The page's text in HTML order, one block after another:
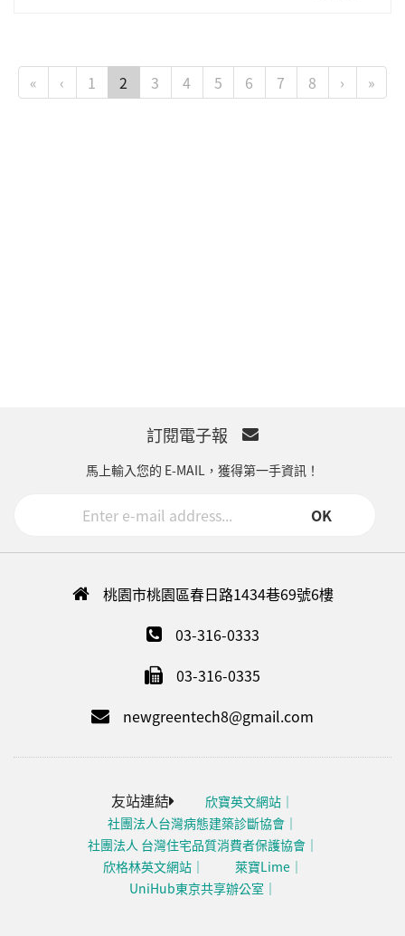
« ‹ 1 2 3 4 5 6 7 8 › »
訂閱電子報
馬上輸入您的 E-MAIL，獲得第一手資訊！
OK
桃園市桃園區春日路1434巷69號6樓
03-316-0333
03-316-0335
newgreentech8@gmail.com
友站連結
欣寶英文網站
社團法人台灣病態建築診斷協會
社團法人 台灣住宅品質消費者保護協會
欣格林英文網站
萊寶Lime
UniHub東京共享辦公室